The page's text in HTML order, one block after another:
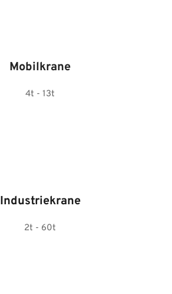
Mobilkrane
4t - 13t
Industriekrane
2t - 60t